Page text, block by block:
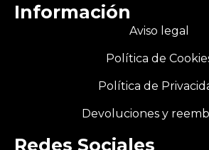
Información
Aviso legal
Política de
Política de
Devoluciones y
Redes Sociales